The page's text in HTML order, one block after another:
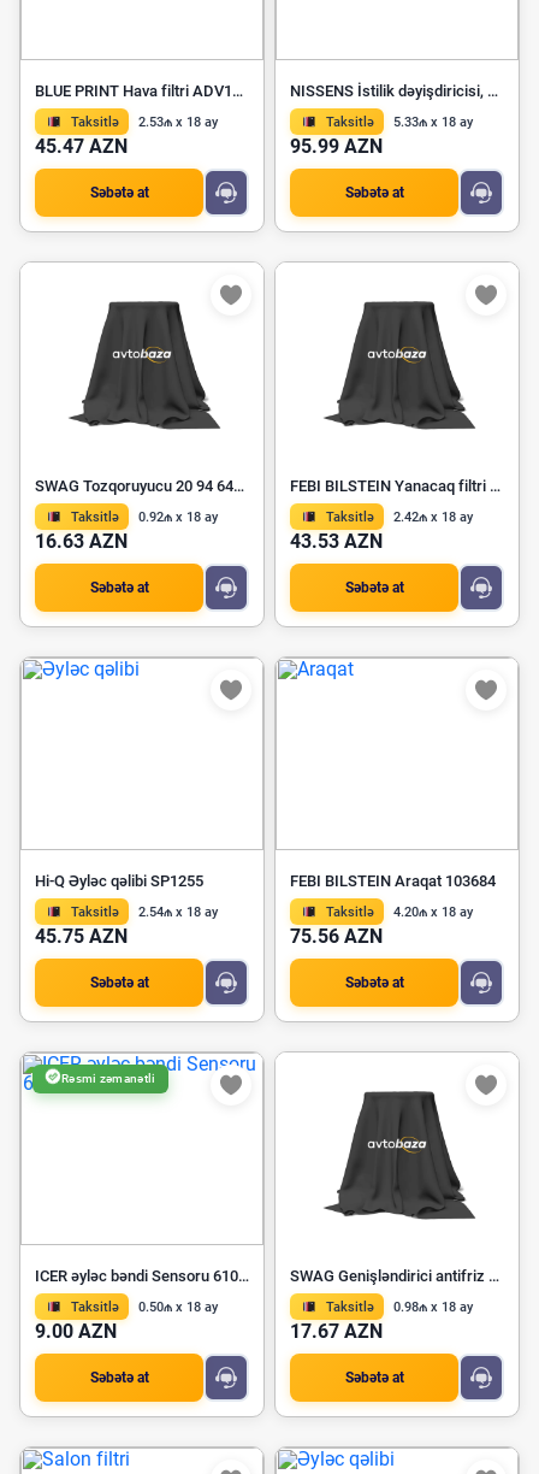
BLUE PRINT Hava filtri ADV182253
Taksitlə 2.53₼ x 18 ay
45.47 AZN
Səbətə at
NISSENS İstilik dəyişdiricisi, daxili istilik 71301
Taksitlə 5.33₼ x 18 ay
95.99 AZN
Səbətə at
SWAG Tozqoruyucu 20 94 6486
Taksitlə 0.92₼ x 18 ay
16.63 AZN
Səbətə at
FEBI BILSTEIN Yanacaq filtri 187819
Taksitlə 2.42₼ x 18 ay
43.53 AZN
Səbətə at
Hi-Q Əyləc qəlibi SP1255
Taksitlə 2.54₼ x 18 ay
45.75 AZN
Səbətə at
FEBI BILSTEIN Araqat 103684
Taksitlə 4.20₼ x 18 ay
75.56 AZN
Səbətə at
Rəsmi zəmanətli
ICER əyləc bəndi Sensoru 610477 E
Taksitlə 0.50₼ x 18 ay
9.00 AZN
Səbətə at
SWAG Genişləndirici antifriz çəninin qapağı 20 92 9607
Taksitlə 0.98₼ x 18 ay
17.67 AZN
Səbətə at